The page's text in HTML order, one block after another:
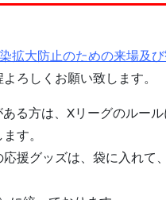
拡大防止のための来場及
ろしくお願い致します。
る方は、Xリーグのルー
す。
援グッズは、袋に入れて